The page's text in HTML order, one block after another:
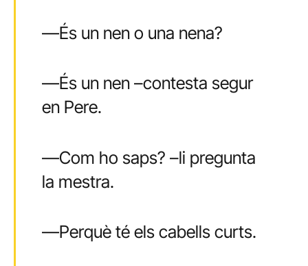
—És un nen o una nena?
—És un nen –contesta segur
en Pere.
—Com ho saps? –li pregunta
la mestra.
—Perquè té els cabells curts.